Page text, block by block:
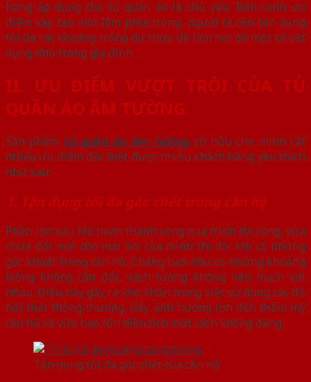
hàng áp dụng cho tủ quần áo là chủ yếu. Bên cạnh ưu
điểm xây tạo một lõm phía trong, người ta còn tận dụng
tối đa các khoảng trống dư thừa để làm nơi để một số vật
dụng nhỏ trong gia đình.
II. ƯU ĐIỂM VƯỢT TRỘI CỦA TỦ
QUẦN ÁO ÂM TƯỜNG
Sản phẩm tủ quần áo âm tường sở hữu cho mình rất
nhiều ưu điểm đặc biệt được nhiều khách hàng yêu thích
như sau:
1. Tận dụng tối đa góc chết trong căn hộ
Phần lớn sau khi hoàn thành xong quá trình thi công, sửa
chữa đổi mới cho mái ấm của mình thì đôi khi có những
góc khuất trong căn hộ. Chẳng hạn như có những khoảng
trống không cân đối, vách tường không liên mạch với
nhau. Điều này gây ra khó khăn trong việc sử dụng các đồ
nội thất thông thường. Gây ảnh hưởng lớn đến thẩm mỹ
căn hộ và vừa hao tốn diện tích một cách không đáng.
Tận dụng tối đa góc chết của căn hộ